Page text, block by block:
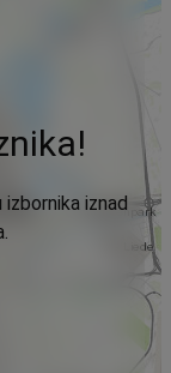
iznad